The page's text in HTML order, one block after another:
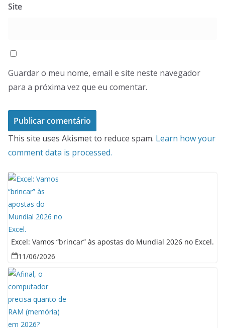
Site
Guardar o meu nome, email e site neste navegador
para a próxima vez que eu comentar.
This site uses Akismet to reduce spam. Learn how your
comment data is processed.
Excel: Vamos “brincar” às apostas do Mundial 2026 no Excel.
11/06/2026